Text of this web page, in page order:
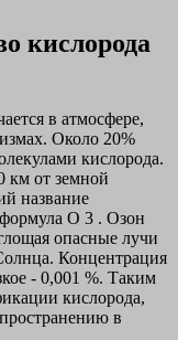
кислорода
в атмосфере,
Около 20%
кислорода.
км от земной
название
O 3 . Озон
опасные лучи
Концентрация
- 0,001 %. Таким
кислорода,
в